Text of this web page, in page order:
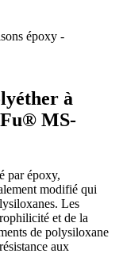
époxy -
à
MS-
par époxy,
modifié qui
Les
et de la
de polysiloxane
aux